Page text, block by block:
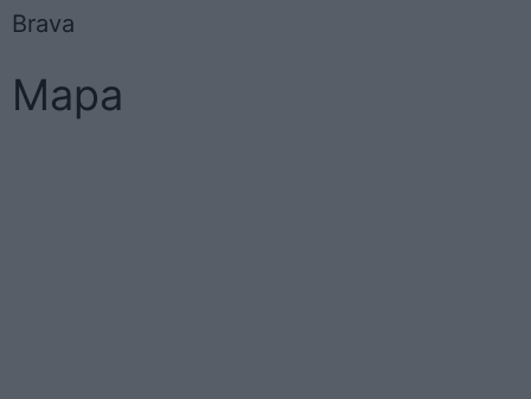
Brava
Mapa